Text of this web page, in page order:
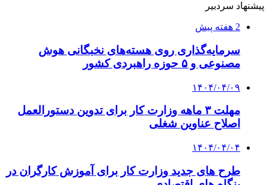
پیشنهاد سردبیر
2 هفته پیش
سرمایه‌گذاری روی هسته‌های نخبگانی هوش
مصنوعی و ۵ حوزه راهبردی کشور
۱۴۰۴/۰۴/۰۹
مهلت ۳ ماهه وزارت کار برای تدوین دستورالعمل
اصلاح عناوین شغلی
۱۴۰۴/۰۴/۰۴
طرح های جدید وزارت کار برای آموزش کارگران در